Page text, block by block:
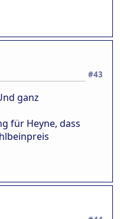
#43
ganz
für Heyne, dass